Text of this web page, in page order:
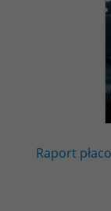
Raport